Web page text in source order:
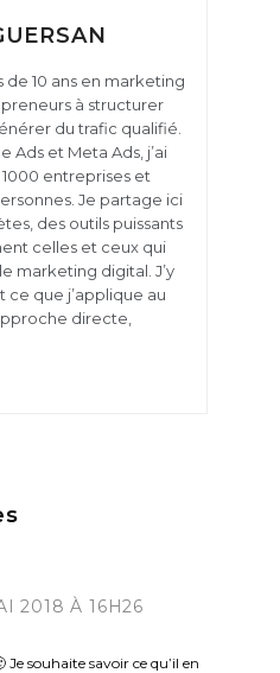
10 ans en marketing
à structurer
du trafic qualifié.
Ads et Meta Ads, j’ai
entreprises et
Je partage ici
des outils puissants
celles et ceux qui
marketing digital. J’y
que j’applique au
directe,
2018 À 16H26
souhaite savoir ce qu’il en